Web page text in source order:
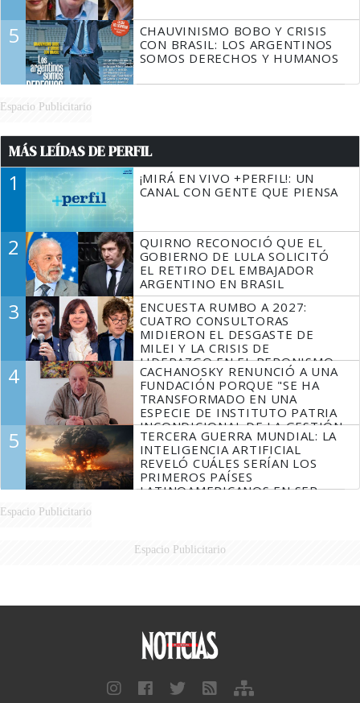
5
CHAUVINISMO BOBO Y CRISIS
CON BRASIL: LOS ARGENTINOS
SOMOS DERECHOS Y HUMANOS
Espacio Publicitario
MÁS LEÍDAS DE PERFIL
1
¡MIRÁ EN VIVO +PERFIL!: UN
CANAL CON GENTE QUE PIENSA
2
QUIRNO RECONOCIÓ QUE EL
GOBIERNO DE LULA SOLICITÓ
EL RETIRO DEL EMBAJADOR
ARGENTINO EN BRASIL
3
ENCUESTA RUMBO A 2027:
CUATRO CONSULTORAS
MIDIERON EL DESGASTE DE
MILEI Y LA CRISIS DE
LIDERAZGO EN EL PERONISMO
4
CACHANOSKY RENUNCIÓ A UNA
FUNDACIÓN PORQUE "SE HA
TRANSFORMADO EN UNA
ESPECIE DE INSTITUTO PATRIA
INCONDICIONAL DE LA GESTIÓN
DE MILEI"
5
TERCERA GUERRA MUNDIAL: LA
INTELIGENCIA ARTIFICIAL
REVELÓ CUÁLES SERÍAN LOS
PRIMEROS PAÍSES
LATINOAMERICANOS EN SER
Espacio Publicitario
Espacio Publicitario